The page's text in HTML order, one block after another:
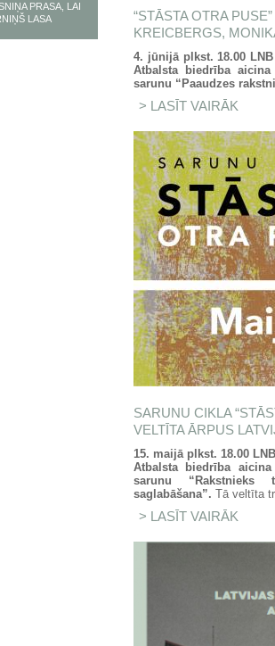
PRASA, LAI
LASA
“STĀSTA OTRA
KREICBERGS,
4. jūnijā plkst. 18.00
Atbalsta biedrība
sarunu “Paaudzes
LASĪT VAIRĀK
SARUNU CIKLA
VELTĪTA ĀRPUS
15. maijā plkst. 18.00
Atbalsta biedrība
sarunu
saglabāšana”. Tā veltīta
LASĪT VAIRĀK